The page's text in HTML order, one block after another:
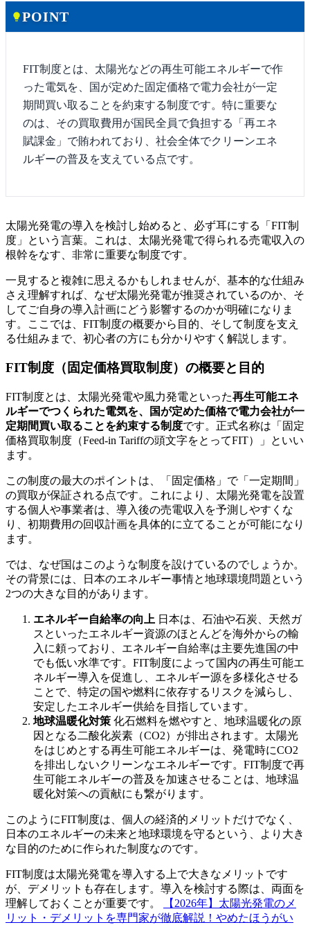
lightbulbPOINT
FIT制度とは、太陽光などの再生可能エネルギーで作
った電気を、国が定めた固定価格で電力会社が一定
期間買い取ることを約束する制度です。特に重要な
のは、その買取費用が国民全員で負担する「再エネ
賦課金」で賄われており、社会全体でクリーンエネ
ルギーの普及を支えている点です。
太陽光発電の導入を検討し始めると、必ず耳にする「FIT制
度」という言葉。これは、太陽光発電で得られる売電収入の
根幹をなす、非常に重要な制度です。
一見すると複雑に思えるかもしれませんが、基本的な仕組み
さえ理解すれば、なぜ太陽光発電が推奨されているのか、そ
してご自身の導入計画にどう影響するのかが明確になりま
す。ここでは、FIT制度の概要から目的、そして制度を支え
る仕組みまで、初心者の方にも分かりやすく解説します。
FIT制度（固定価格買取制度）の概要と目的
FIT制度とは、太陽光発電や風力発電といった再生可能エネ
ルギーでつくられた電気を、国が定めた価格で電力会社が一
定期間買い取ることを約束する制度です。正式名称は「固定
価格買取制度（Feed-in Tariffの頭文字をとってFIT）」といい
ます。
この制度の最大のポイントは、「固定価格」で「一定期間」
の買取が保証される点です。これにより、太陽光発電を設置
する個人や事業者は、導入後の売電収入を予測しやすくな
り、初期費用の回収計画を具体的に立てることが可能になり
ます。
では、なぜ国はこのような制度を設けているのでしょうか。
その背景には、日本のエネルギー事情と地球環境問題という
2つの大きな目的があります。
エネルギー自給率の向上 日本は、石油や石炭、天然ガ
スといったエネルギー資源のほとんどを海外からの輸
入に頼っており、エネルギー自給率は主要先進国の中
でも低い水準です。FIT制度によって国内の再生可能エ
ネルギー導入を促進し、エネルギー源を多様化させる
ことで、特定の国や燃料に依存するリスクを減らし、
安定したエネルギー供給を目指しています。
地球温暖化対策 化石燃料を燃やすと、地球温暖化の原
因となる二酸化炭素（CO2）が排出されます。太陽光
をはじめとする再生可能エネルギーは、発電時にCO2
を排出しないクリーンなエネルギーです。FIT制度で再
生可能エネルギーの普及を加速させることは、地球温
暖化対策への貢献にも繋がります。
このようにFIT制度は、個人の経済的メリットだけでなく、
日本のエネルギーの未来と地球環境を守るという、より大き
な目的のために作られた制度なのです。
FIT制度は太陽光発電を導入する上で大きなメリットです
が、デメリットも存在します。導入を検討する際は、両面を
理解しておくことが重要です。
【2026年】太陽光発電のメ
リット・デメリットを専門家が徹底解説！やめたほうがい